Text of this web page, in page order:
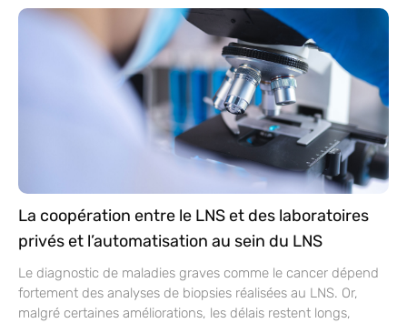
La coopération entre le LNS et des laboratoires
privés et l’automatisation au sein du LNS
Le diagnostic de maladies graves comme le cancer dépend
fortement des analyses de biopsies réalisées au LNS. Or,
malgré certaines améliorations, les délais restent longs,